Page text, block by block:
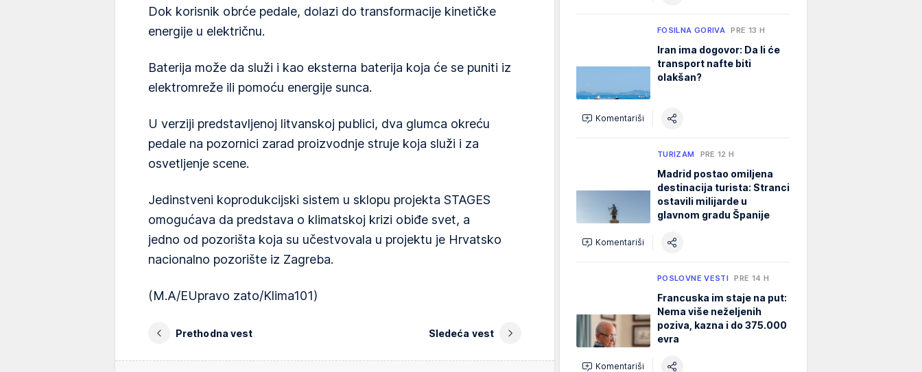
Dok korisnik obrće pedale, dolazi do transformacije kinetičke
energije u električnu.
Baterija može da služi i kao eksterna baterija koja će se puniti iz
elektromreže ili pomoću energije sunca.
U verziji predstavljenoj litvanskoj publici, dva glumca okreću
pedale na pozornici zarad proizvodnje struje koja služi i za
osvetljenje scene.
Jedinstveni koprodukcijski sistem u sklopu projekta STAGES
omogućava da predstava o klimatskoj krizi obiđe svet, a
jedno od pozorišta koja su učestvovala u projektu je Hrvatsko
nacionalno pozorište iz Zagreba.
(M.A/EUpravo zato/Klima101)
Prethodna vest Sledeća vest
FOSILNA GORIVA PRE 13 H
Iran ima dogovor: Da li će
transport nafte biti
olakšan?
Komentariši
TURIZAM PRE 12 H
Madrid postao omiljena
destinacija turista: Stranci
ostavili milijarde u
glavnom gradu Španije
Komentariši
POSLOVNE VESTI PRE 14 H
Francuska im staje na put:
Nema više neželjenih
poziva, kazna i do 375.000
evra
Komentariši